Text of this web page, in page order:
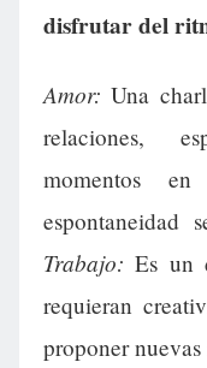
disfrutar del
Amor: Una
relaciones,
momentos
espontaneidad
Trabajo: Es un
requieran
proponer nuevas